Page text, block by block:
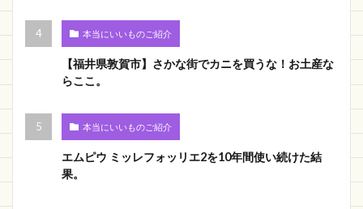
本当にいいものご紹介
【福井県敦賀市】さかな街でカニを買うな！お土産な
らここ。
本当にいいものご紹介
エムピウ ミッレフォッリエ2を10年間使い続けた結
果。